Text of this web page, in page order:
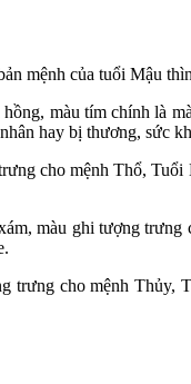
mệnh của tuổi Mậu
màu tím chính là
hay bị thương, sức
cho mệnh Thổ,
màu ghi tượng
trưng cho mệnh